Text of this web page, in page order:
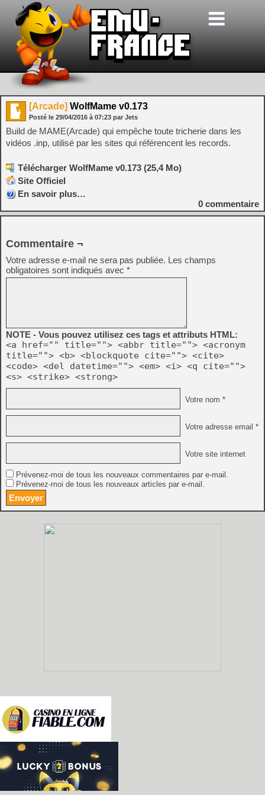
[Arcade] WolfMame v0.173
Posté le 29/04/2016 à 07:23 par Jets
Build de MAME(Arcade) qui empêche toute tricherie dans les
vidéos .inp, utilisé par les sites qui référencent les records.
Télécharger WolfMame v0.173 (25,4 Mo)
Site Officiel
En savoir plus…
0 commentaire
Commentaire ¬
Votre adresse e-mail ne sera pas publiée. Les champs
obligatoires sont indiqués avec *
NOTE - Vous pouvez utilisez ces tags et attributs HTML:
<a href="" title=""> <abbr title=""> <acronym
title=""> <b> <blockquote cite=""> <cite>
<code> <del datetime=""> <em> <i> <q cite="">
<s> <strike> <strong>
Votre nom *
Votre adresse email *
Votre site internet
Prévenez-moi de tous les nouveaux commentaires par e-mail.
Prévenez-moi de tous les nouveaux articles par e-mail.